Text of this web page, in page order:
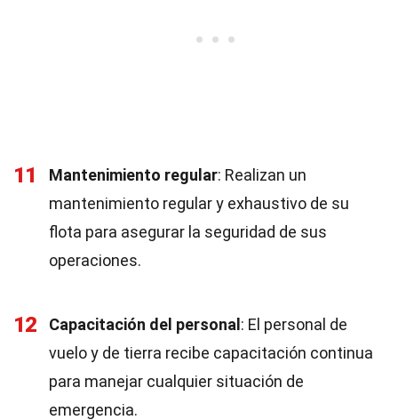
11 Mantenimiento regular: Realizan un
mantenimiento regular y exhaustivo de su
flota para asegurar la seguridad de sus
operaciones.
12 Capacitación del personal : El personal de
vuelo y de tierra recibe capacitación continua
para manejar cualquier situación de
emergencia.